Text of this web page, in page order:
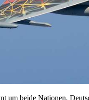
um beide Nationen,